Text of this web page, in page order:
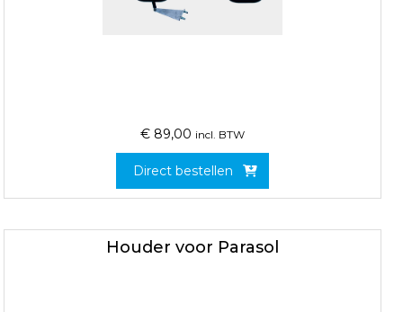
€ 89,00 incl. BTW
Direct bestellen
Houder voor Parasol